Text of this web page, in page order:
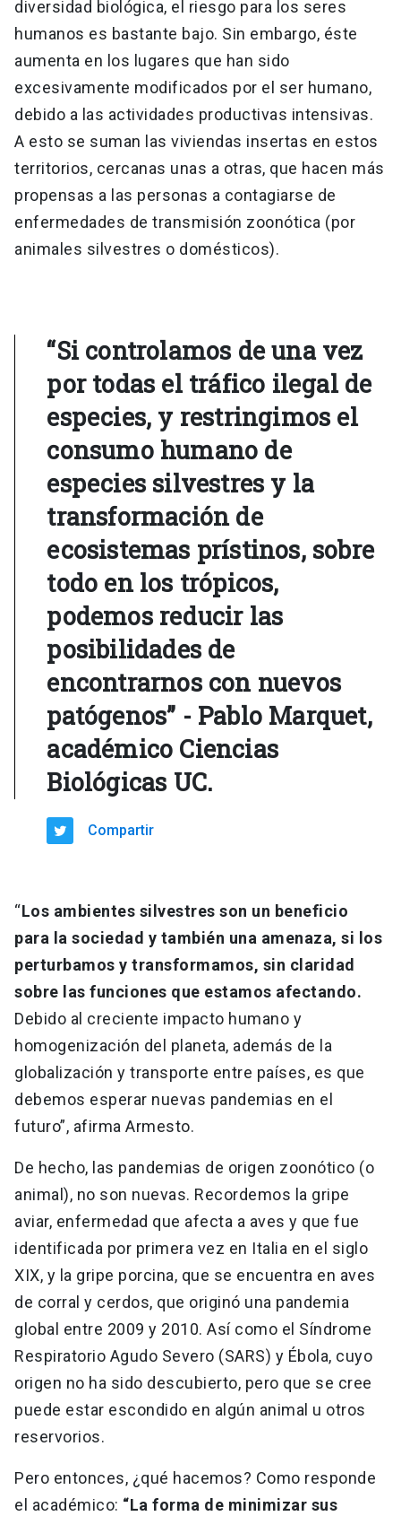
diversidad biológica, el riesgo para los seres
humanos es bastante bajo. Sin embargo, éste
aumenta en los lugares que han sido
excesivamente modificados por el ser humano,
debido a las actividades productivas intensivas.
A esto se suman las viviendas insertas en estos
territorios, cercanas unas a otras, que hacen más
propensas a las personas a contagiarse de
enfermedades de transmisión zoonótica (por
animales silvestres o domésticos).
“Si controlamos de una vez
por todas el tráfico ilegal de
especies, y restringimos el
consumo humano de
especies silvestres y la
transformación de
ecosistemas prístinos, sobre
todo en los trópicos,
podemos reducir las
posibilidades de
encontrarnos con nuevos
patógenos” - Pablo Marquet,
académico Ciencias
Biológicas UC.
Compartir
“Los ambientes silvestres son un beneficio
para la sociedad y también una amenaza, si los
perturbamos y transformamos, sin claridad
sobre las funciones que estamos afectando.
Debido al creciente impacto humano y
homogenización del planeta, además de la
globalización y transporte entre países, es que
debemos esperar nuevas pandemias en el
futuro”, afirma Armesto.
De hecho, las pandemias de origen zoonótico (o
animal), no son nuevas. Recordemos la gripe
aviar, enfermedad que afecta a aves y que fue
identificada por primera vez en Italia en el siglo
XIX, y la gripe porcina, que se encuentra en aves
de corral y cerdos, que originó una pandemia
global entre 2009 y 2010. Así como el Síndrome
Respiratorio Agudo Severo (SARS) y Ébola, cuyo
origen no ha sido descubierto, pero que se cree
puede estar escondido en algún animal u otros
reservorios.
Pero entonces, ¿qué hacemos? Como responde
el académico: “La forma de minimizar sus